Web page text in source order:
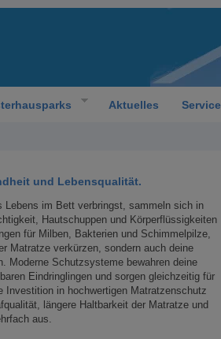
Aktuelles Service
und Lebensqualität.
Lebens im Bett verbringst, sammeln sich in
Hautschuppen und Körperflüssigkeiten
für Milben, Bakterien und Schimmelpilze,
Matratze verkürzen, sondern auch deine
Moderne Schutzsysteme bewahren deine
Eindringlingen und sorgen gleichzeitig für
Investition in hochwertigen Matratzenschutz
längere Haltbarkeit der Matratze und
aus.